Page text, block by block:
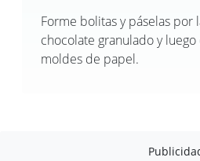
Forme bolitas y páselas por
chocolate granulado y
moldes de papel.